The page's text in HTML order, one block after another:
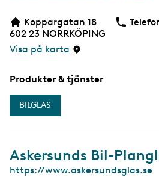
Koppargatan 18
602 23 NORRKÖPING
Visa på karta
Produkter & tjänster
BILGLAS
Askersunds Bil-
W
https://www.askersundsglas.se